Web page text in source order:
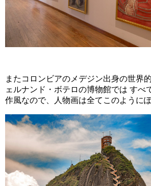
またコロンビアのメデジン出身の世界
ェルナンド・ボテロの博物館では すべ
作風なので、人物画は全てこのように